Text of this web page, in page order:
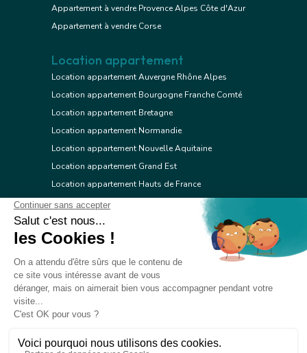
Appartement à vendre Provence Alpes Côte d'Azur
Appartement à vendre Corse
Location appartement
Location appartement Auvergne Rhône Alpes
Location appartement Bourgogne Franche Comté
Location appartement Bretagne
Location appartement Normandie
Location appartement Nouvelle Aquitaine
Location appartement Grand Est
Location appartement Hauts de France
Location appartement Ile de France
Location appartement Centre Val de Loire
Location appartement Occitanie
Location appartement Provence Alpes Côte d'Azur
Location appartement Corse